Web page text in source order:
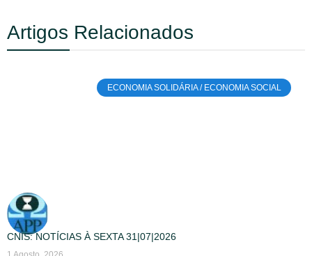
Artigos Relacionados
ECONOMIA SOLIDÁRIA / ECONOMIA SOCIAL
CNIS: NOTÍCIAS À SEXTA 31|07|2026